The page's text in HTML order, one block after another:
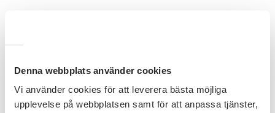
Denna webbplats använder cookies
Vi använder cookies för att leverera bästa möjliga
upplevelse på webbplatsen samt för att anpassa tjänster,
erfarenhet av att undervisa vuxna i digitalteknologi
tillgängliga och praktiska.
Bra att veta